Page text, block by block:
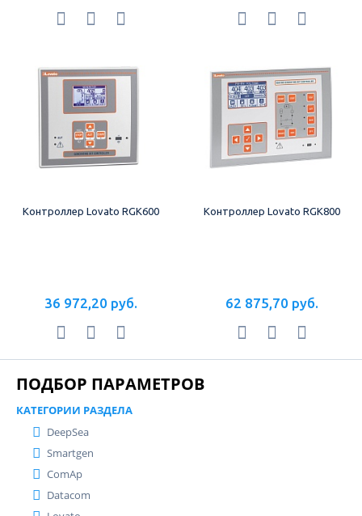
Контроллер Lovato RGK600
36 972,20 руб.
Контроллер Lovato RGK800
62 875,70 руб.
ПОДБОР ПАРАМЕТРОВ
КАТЕГОРИИ РАЗДЕЛА
DeepSea
Smartgen
ComAp
Datacom